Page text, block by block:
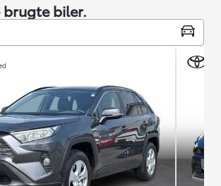
brugte biler.